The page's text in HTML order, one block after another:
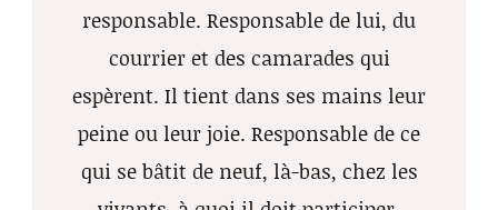
responsable. Responsable de lui, du
courrier et des camarades qui
espèrent. Il tient dans ses mains leur
peine ou leur joie. Responsable de ce
qui se bâtit de neuf, là-bas, chez les